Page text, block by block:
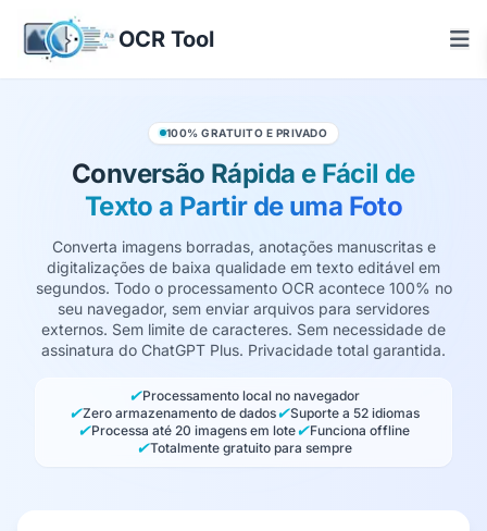
OCR Tool
100% GRATUITO E PRIVADO
Conversão Rápida e Fácil de
Texto a Partir de uma Foto
Converta imagens borradas, anotações manuscritas e
digitalizações de baixa qualidade em texto editável em
segundos. Todo o processamento OCR acontece 100% no
seu navegador, sem enviar arquivos para servidores
externos. Sem limite de caracteres. Sem necessidade de
assinatura do ChatGPT Plus. Privacidade total garantida.
✔Processamento local no navegador
✔Zero armazenamento de dados✔Suporte a 52 idiomas
✔Processa até 20 imagens em lote✔Funciona offline
✔Totalmente gratuito para sempre